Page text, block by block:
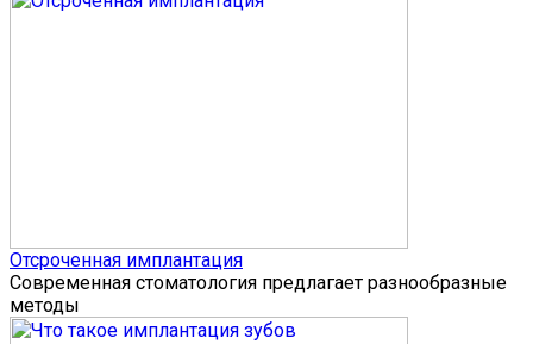
Отсроченная имплантация
Современная стоматология предлагает разнообразные
методы